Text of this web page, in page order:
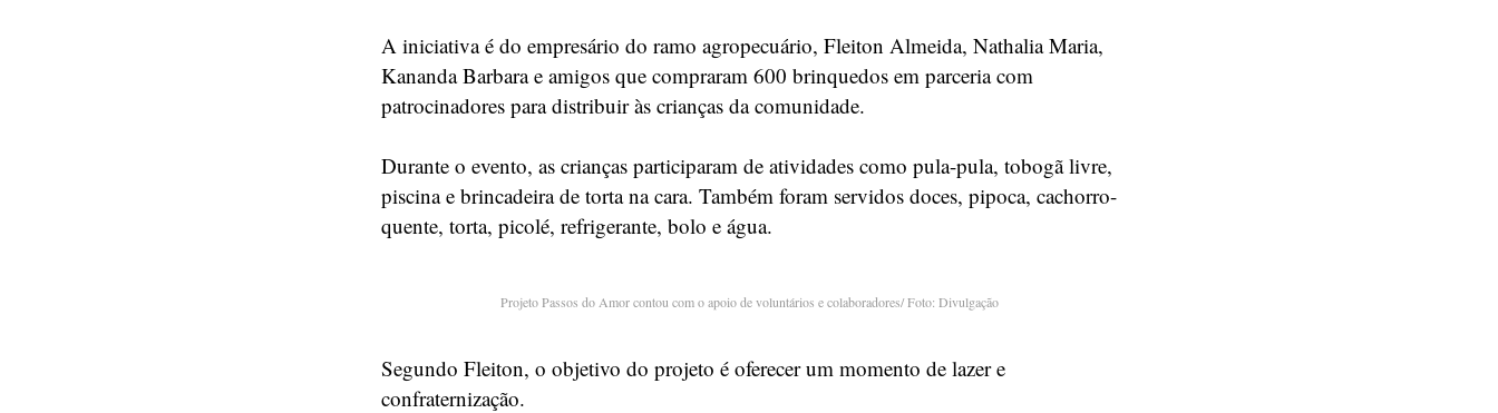
A iniciativa é do empresário do ramo agropecuário, Fleiton Almeida, Nathalia Maria,
Kananda Barbara e amigos que compraram 600 brinquedos em parceria com
patrocinadores para distribuir às crianças da comunidade.
Durante o evento, as crianças participaram de atividades como pula-pula, tobogã livre,
piscina e brincadeira de torta na cara. Também foram servidos doces, pipoca, cachorro-
quente, torta, picolé, refrigerante, bolo e água.
Projeto Passos do Amor contou com o apoio de voluntários e colaboradores/ Foto: Divulgação
Segundo Fleiton, o objetivo do projeto é oferecer um momento de lazer e
confraternização.